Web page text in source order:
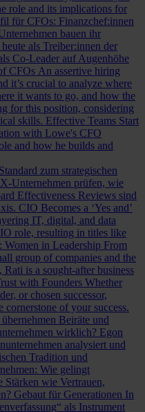
role and its implications for
für CFOs: Finanzchef:innen
bauen ihr
als Treiber:innen der
Co-Leader auf Augenhöhe
CFOs An assertive hiring
it’s crucial to analyze where
it wants to go, and how the
for this position, considering
skills. Effective Teams Start
with Lowe's CFO
and how he builds and
zum strategischen
Unternehmen prüfen, wie
Effectiveness Reviews sind
CIO Becomes a ‘Yes and’
IT, digital, and data
role, resulting in titles like
Women in Leadership From
group of companies and the
is a sought-after business
with Founders Whether
or chosen successor,
cornerstone of your success.
Beiräte und
wirklich? Egon
analysiert und
Tradition und
Wie gelingt
Stärken wie Vertrauen,
Gebaut für Generationen In
als Instrument